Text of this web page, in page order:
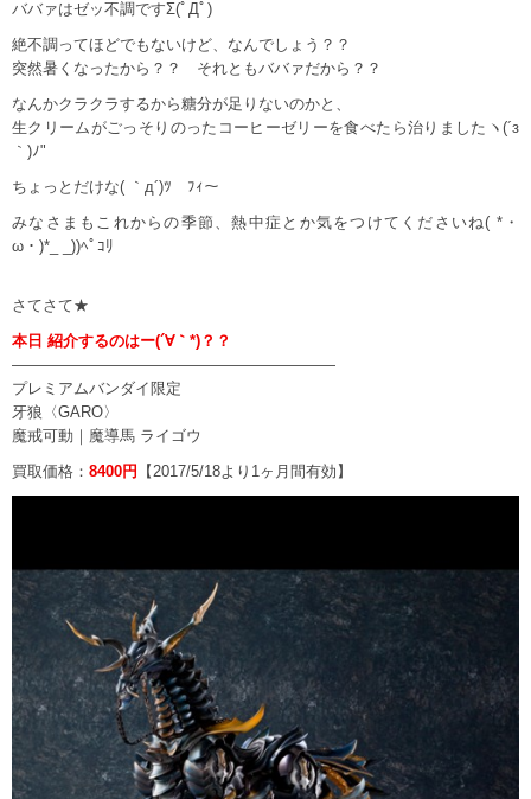
ババァはゼッ不調ですΣ(ﾟДﾟ)
絶不調ってほどでもないけど、なんでしょう？？
突然暑くなったから？？ それともババァだから？？
なんかクラクラするから糖分が足りないのかと、
生クリームがごっそりのったコーヒーゼリーを食べたら治りましたヽ(´з
｀)ﾉ"
ちょっとだけな( ｀д´)ﾂ ﾌｨ～
みなさまもこれからの季節、熱中症とか気をつけてくださいね( *・
ω・)*_ _))ﾍﾟｺﾘ
さてさて★
本日 紹介するのはー(´∀｀*)？？
—————————————————————
プレミアムバンダイ限定
牙狼〈GARO〉
魔戒可動｜魔導馬 ライゴウ
買取価格： 8400円 【2017/5/18より1ヶ月間有効】